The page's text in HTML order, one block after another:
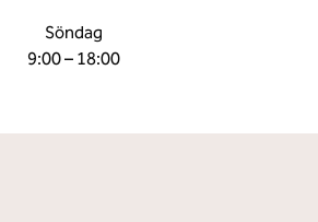
Söndag
9:00 – 18:00